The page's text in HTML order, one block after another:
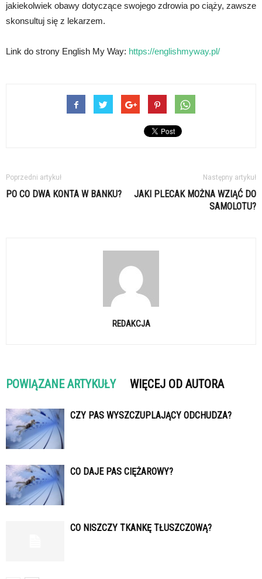
jakiekolwiek obawy dotyczące swojego zdrowia po ciąży, zawsze
skonsultuj się z lekarzem.
Link do strony English My Way: https://englishmyway.pl/
Poprzedni artykuł
PO CO DWA KONTA W BANKU?
Następny artykuł
JAKI PLECAK MOŻNA WZIĄĆ DO
SAMOLOTU?
REDAKCJA
POWIĄZANE ARTYKUŁY WIĘCEJ OD AUTORA
CZY PAS WYSZCZUPLAJĄCY ODCHUDZA?
CO DAJE PAS CIĘŻAROWY?
CO NISZCZY TKANKĘ TŁUSZCZOWĄ?